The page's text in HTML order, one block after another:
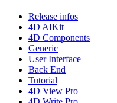
Release infos
4D AIKit
4D Components
Generic
User Interface
Back End
Tutorial
4D View Pro